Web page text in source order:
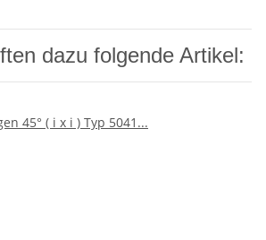
dazu folgende Artikel: